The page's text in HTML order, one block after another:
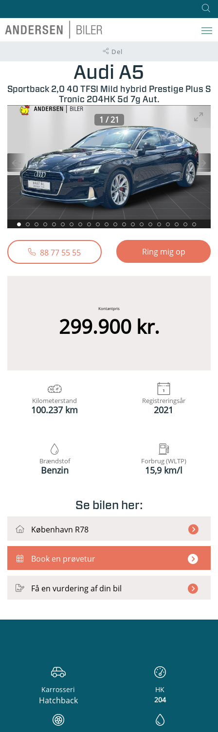
Del
Audi A5
Sportback 2,0 40 TFSI Mild hybrid Prestige Plus S
Tronic 204HK 5d 7g Aut.
1 /21
88 77 55 55 Ring mig op
Kontantpris
299.900 kr.
Kilometerstand
100.237 km
Registreringsår
2021
Brændstof
Benzin
Forbrug (WLTP)
15,9 km/l
Se bilen her:
København R78
Book en prøvetur
Få en vurdering af din bil
Karrosseri
Hatchback
HK
204